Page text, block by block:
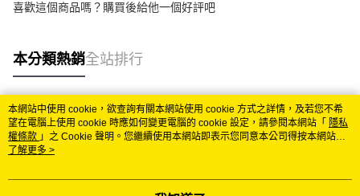
喜歡這個商品嗎？購買後給他一個好評吧
本分類熱銷全站排行
熱門標籤
本網站中使用 cookie，欲查詢有關本網站使用 cookie 方式之詳情，及若您不希
望在電腦上使用 cookie 時應如何變更電腦的 cookie 設定，請參閱本網站「 隱私
權條款 」之 Cookie 聲明。您繼續使用本網站即表示您同意本公司得按本網站使
用條款之 Cookie 聲明使用 cookie。
了解更多 >